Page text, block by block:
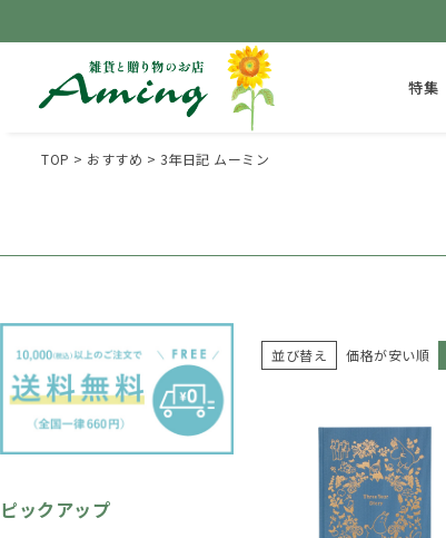
特集
TOP おすすめ 3年日記 ムーミン
ピックアップ
並び替え 価格が安い順